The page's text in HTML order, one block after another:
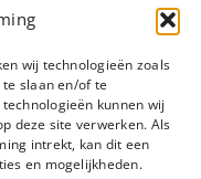
wij technologieën zoals
slaan en/of te
kunnen wij
deze site verwerken. Als
intrekt, kan dit een
en mogelijkheden.
17:00 uur
tot 12.00
tot 17.00